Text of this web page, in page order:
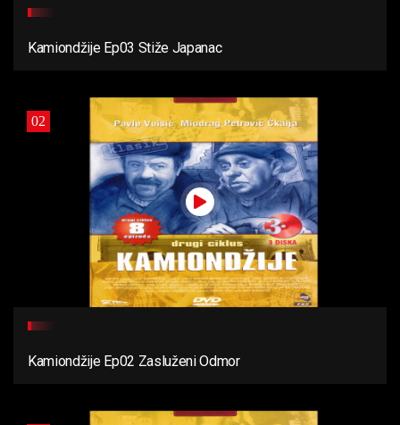
Kamiondžije Ep03 Stiže Japanac
02
Kamiondžije Ep02 Zasluženi Odmor